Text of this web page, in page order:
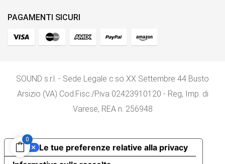
PAGAMENTI SICURI
SOUND s.r.l. - Sede Legale c.so XX Settembre 44 Busto
Arsizio (VA) Cod.Fisc./P.iva 02423910120 - Reg, Imp. di
Varese, REA n. 256948
0
Le tue preferenze relative alla privacy